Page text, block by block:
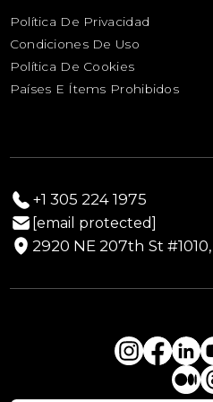
Ayuda Humanitaria
Productos Perecederos
Política De Privacidad
Condiciones De Uso
Política De Cookies
Países E Ítems Prohibidos
+1 305 224 1975
[email protected]
2920 NE 207th St